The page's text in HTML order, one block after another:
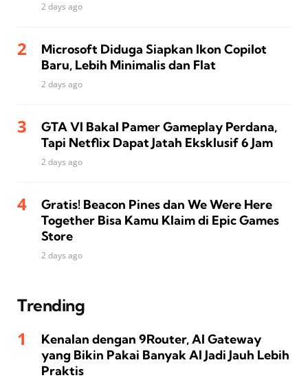
2 days ago
Microsoft Diduga Siapkan Ikon Copilot
Baru, Lebih Minimalis dan Flat
2 days ago
GTA VI Bakal Pamer Gameplay Perdana,
Tapi Netflix Dapat Jatah Eksklusif 6 Jam
2 days ago
Gratis! Beacon Pines dan We Were Here
Together Bisa Kamu Klaim di Epic Games
Store
2 days ago
Trending
Kenalan dengan 9Router, AI Gateway
yang Bikin Pakai Banyak AI Jadi Jauh Lebih
Praktis